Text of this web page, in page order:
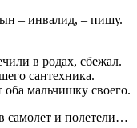
– инвалид, – пишу.
в родах, сбежал.
сантехника.
мальчишку своего.
и полетели…